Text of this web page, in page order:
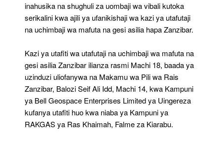
inahusika na shughuli za uombaji wa vibali kutoka
serikalini kwa ajili ya ufanikishaji wa kazi ya utafutaji
na uchimbaji wa mafuta na gesi asilia hapa Zanzibar.
Kazi ya utafiti wa utafutaji na uchimbaji wa mafuta na
gesi asilia Zanzibar ilianza rasmi Machi 18, baada ya
uzinduzi uliofanywa na Makamu wa Pili wa Rais
Zanzibar, Balozi Seif Ali Idd, Machi 14, kwa Kampuni
ya Bell Geospace Enterprises Limited ya Uingereza
kufanya utafiti huo kwa niaba ya Kampuni ya
RAKGAS ya Ras Khaimah, Falme za Kiarabu.